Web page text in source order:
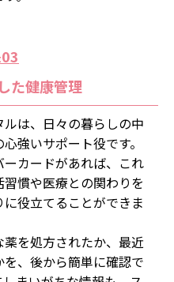
03
た健康管理
は、日々の暮らしの中
強いサポート役です。
カードがあれば、これ
慣や医療との関わりを
役立てることができま
を処方されたか、最近
、後から簡単に確認で